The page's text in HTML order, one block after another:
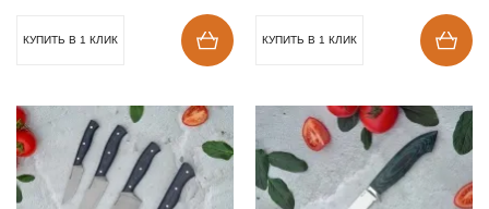
КУПИТЬ В 1 КЛИК КУПИТЬ В 1 КЛИК